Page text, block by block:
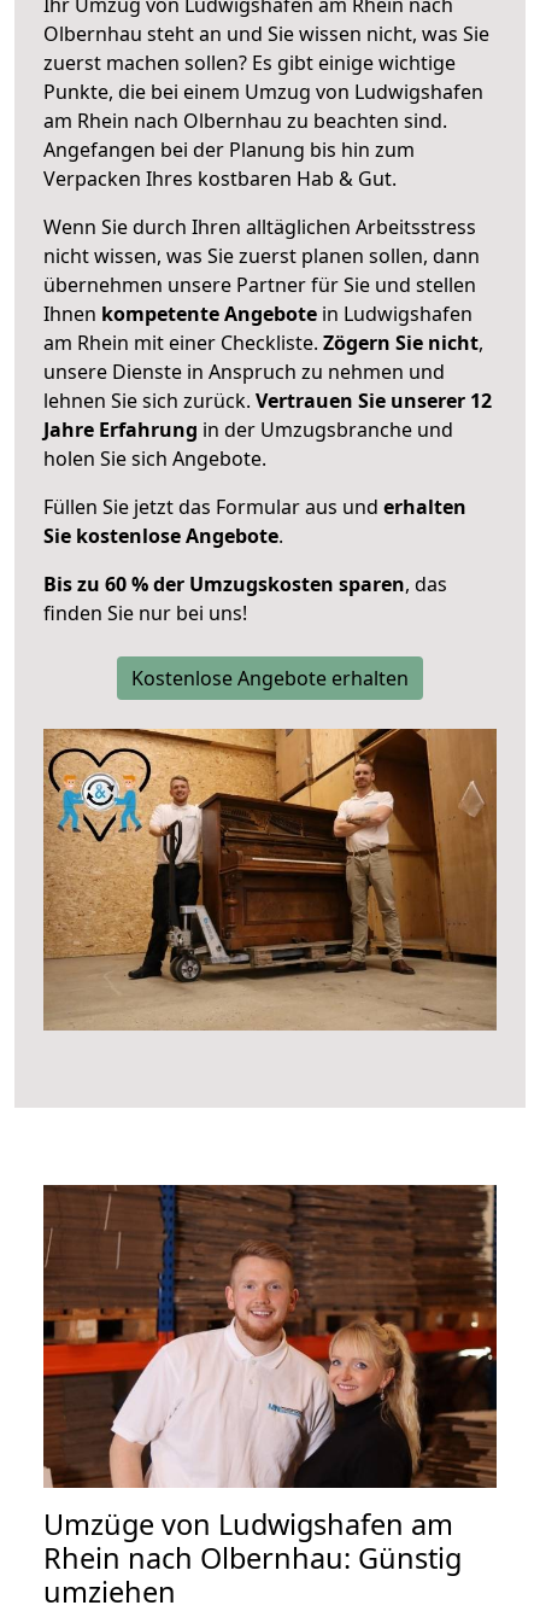
Olbernhau steht an und Sie wissen nicht, was Sie
zuerst machen sollen? Es gibt einige wichtige
Punkte, die bei einem Umzug von Ludwigshafen
am Rhein nach Olbernhau zu beachten sind.
Angefangen bei der Planung bis hin zum
Verpacken Ihres kostbaren Hab & Gut.
Wenn Sie durch Ihren alltäglichen Arbeitsstress
nicht wissen, was Sie zuerst planen sollen, dann
übernehmen unsere Partner für Sie und stellen
Ihnen kompetente Angebote in Ludwigshafen
am Rhein mit einer Checkliste. Zögern Sie nicht,
unsere Dienste in Anspruch zu nehmen und
lehnen Sie sich zurück. Vertrauen Sie unserer 12
Jahre Erfahrung in der Umzugsbranche und
holen Sie sich Angebote.
Füllen Sie jetzt das Formular aus und erhalten
Sie kostenlose Angebote.
Bis zu 60 % der Umzugskosten sparen, das
finden Sie nur bei uns!
Kostenlose Angebote erhalten
Umzüge von Ludwigshafen am
Rhein nach Olbernhau: Günstig
umziehen